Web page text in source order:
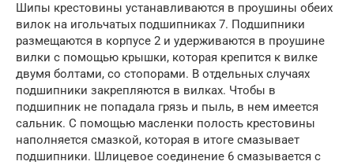
Шипы крестовины устанавливаются в проушины обеих
вилок на игольчатых подшипниках 7. Подшипники
размещаются в корпусе 2 и удерживаются в проушине
вилки с помощью крышки, которая крепится к вилке
двумя болтами, со стопорами. В отдельных случаях
подшипники закрепляются в вилках. Чтобы в
подшипник не попадала грязь и пыль, в нем имеется
сальник. С помощью масленки полость крестовины
наполняется смазкой, которая в итоге смазывает
подшипники. Шлицевое соединение 6 смазывается с